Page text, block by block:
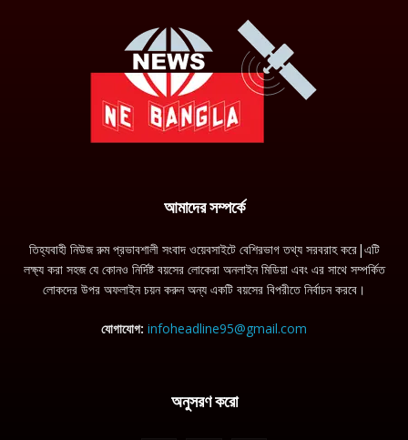
আমাদের সম্পর্কে
তিহ্যবাহী নিউজ রুম প্রভাবশালী সংবাদ ওয়েবসাইটে বেশিরভাগ তথ্য সরবরাহ করে|এটি
লক্ষ্য করা সহজ যে কোনও নির্দিষ্ট বয়সের লোকেরা অনলাইন মিডিয়া এবং এর সাথে সম্পর্কিত
লোকদের উপর অফলাইন চয়ন করুন অন্য একটি বয়সের বিপরীতে নির্বাচন করবে।
যোগাযোগ: infoheadline95@gmail.com
অনুসরণ করো